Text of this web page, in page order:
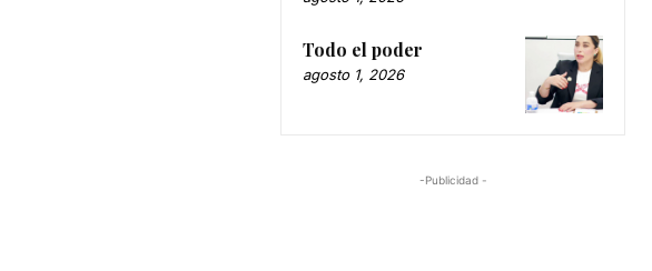
Todo el poder
agosto 1, 2026
-Publicidad -